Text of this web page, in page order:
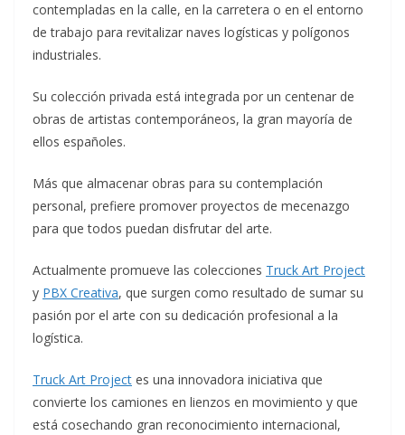
contempladas en la calle, en la carretera o en el entorno
de trabajo para revitalizar naves logísticas y polígonos
industriales.
Su colección privada está integrada por un centenar de
obras de artistas contemporáneos, la gran mayoría de
ellos españoles.
Más que almacenar obras para su contemplación
personal, prefiere promover proyectos de mecenazgo
para que todos puedan disfrutar del arte.
Actualmente promueve las colecciones Truck Art Project
y PBX Creativa, que surgen como resultado de sumar su
pasión por el arte con su dedicación profesional a la
logística.
Truck Art Project es una innovadora iniciativa que
convierte los camiones en lienzos en movimiento y que
está cosechando gran reconocimiento internacional,